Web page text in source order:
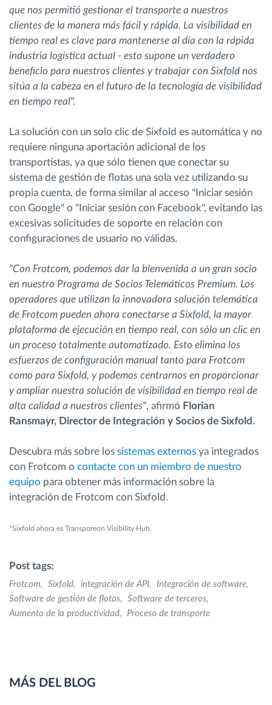
que nos permitió gestionar el transporte a nuestros
clientes de la manera más fácil y rápida. La visibilidad en
tiempo real es clave para mantenerse al día con la rápida
industria logística actual - esto supone un verdadero
beneficio para nuestros clientes y trabajar con Sixfold nos
sitúa a la cabeza en el futuro de la tecnología de visibilidad
en tiempo real".
La solución con un solo clic de Sixfold es automática y no
requiere ninguna aportación adicional de los
transportistas, ya que sólo tienen que conectar su
sistema de gestión de flotas una sola vez utilizando su
propia cuenta, de forma similar al acceso "Iniciar sesión
con Google" o "Iniciar sesión con Facebook", evitando las
excesivas solicitudes de soporte en relación con
configuraciones de usuario no válidas.
"Con Frotcom, podemos dar la bienvenida a un gran socio
en nuestro Programa de Socios Telemáticos Premium. Los
operadores que utilizan la innovadora solución telemática
de Frotcom pueden ahora conectarse a Sixfold, la mayor
plataforma de ejecución en tiempo real, con sólo un clic en
un proceso totalmente automatizado. Esto elimina los
esfuerzos de configuración manual tanto para Frotcom
como para Sixfold, y podemos centrarnos en proporcionar
y ampliar nuestra solución de visibilidad en tiempo real de
alta calidad a nuestros clientes", afirmó Florian
Ransmayr, Director de Integración y Socios de Sixfold.
Descubra más sobre los sistemas externos ya integrados
con Frotcom o contacte con un miembro de nuestro
equipo para obtener más información sobre la
integración de Frotcom con Sixfold.
*Sixfold ahora es Transporeon Visibility Hub.
Post tags:
Frotcom Sixfold integración de API
Integración de software
Software de gestión de flotas
Software de terceros
Aumento de la productividad
Proceso de transporte
MÁS DEL BLOG